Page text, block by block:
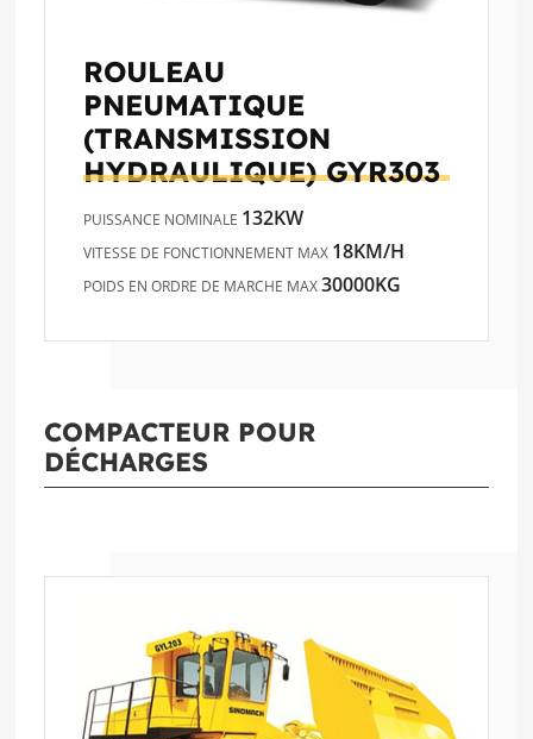
ROULEAU
PNEUMATIQUE
(TRANSMISSION
HYDRAULIQUE)GYR303
PUISSANCE NOMINALE 132KW
VITESSE DE FONCTIONNEMENT MAX 18KM/H
POIDS EN ORDRE DE MARCHE MAX30000KG
COMPACTEUR POUR
DÉCHARGES